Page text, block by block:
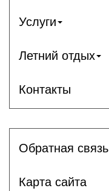
Услуги
Летний отдых
Контакты
Обратная связь
Карта сайта